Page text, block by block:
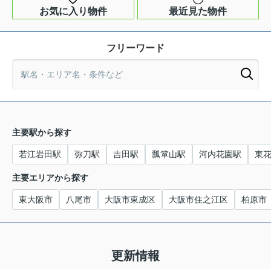
お気に入り物件 最近見た物件
フリーワード
主要駅から探す
若江岩田駅 弥刀駅 吉田駅 瓢箪山駅 河内花園駅 東
主要エリアから探す
東大阪市 八尾市 大阪市東成区 大阪市住之江区 柏原市
更新情報